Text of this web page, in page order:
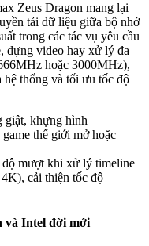
Zeus Dragon mang lại
tải dữ liệu giữa bộ nhớ
trong các tác vụ yêu cầu
dựng video hay xử lý đa
hoặc 3000MHz),
thống và tối ưu tốc độ
giật, khựng hình
thế giới mở hoặc
mượt khi xử lý timeline
cải thiện tốc độ
và Intel đời mới